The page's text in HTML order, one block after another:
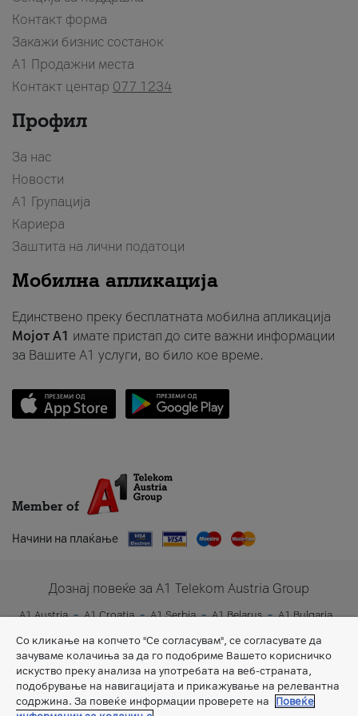
Контакт форма
Закажи бизнис состанок
A1 Продажни места
Контакт центар 077 1234
Профил
За нас
Новости
А1 Групација
Кариера
Заштита на лични податоци
Мобилна апликација
Единствено преку бесплатната мобилна апликација
Мојот A1 имате пристап до сите важни информации
за Вашите A1 услуги, во било кое време.
Member of
Начини на плаќање
Дознај повеќе за A1 Telekom Austria Group
A1 Austria A1 Croatia A1 Serbia A1 Belarus
A1 Bulgaria
Со кликање на копчето "Се согласувам", се согласувате да
зачуваме колачиња за да го подобриме Вашето корисничко
искуство преку анализа на употребата на веб-страната,
подобрување на навигацијата и прикажување на релевантна
содржина. За повеќе информации проверете на
Повеќе